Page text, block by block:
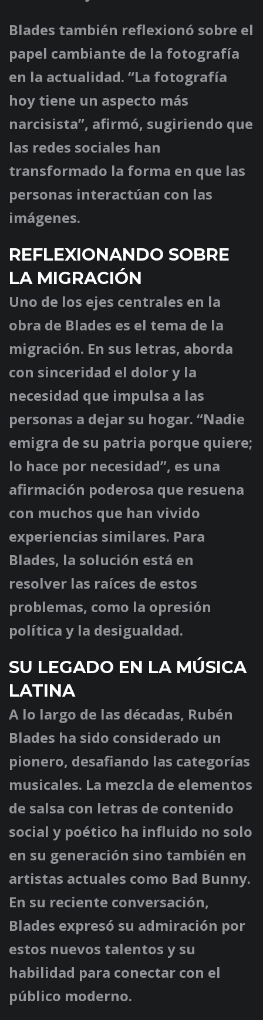
Blades también reflexionó sobre el
papel cambiante de la fotografía
en la actualidad. “La fotografía
hoy tiene un aspecto más
narcisista”, afirmó, sugiriendo que
las redes sociales han
transformado la forma en que las
personas interactúan con las
imágenes.
REFLEXIONANDO SOBRE
LA MIGRACIÓN
Uno de los ejes centrales en la
obra de Blades es el tema de la
migración. En sus letras, aborda
con sinceridad el dolor y la
necesidad que impulsa a las
personas a dejar su hogar. “Nadie
emigra de su patria porque quiere;
lo hace por necesidad”, es una
afirmación poderosa que resuena
con muchos que han vivido
experiencias similares. Para
Blades, la solución está en
resolver las raíces de estos
problemas, como la opresión
política y la desigualdad.
SU LEGADO EN LA MÚSICA
LATINA
A lo largo de las décadas, Rubén
Blades ha sido considerado un
pionero, desafiando las categorías
musicales. La mezcla de elementos
de salsa con letras de contenido
social y poético ha influido no solo
en su generación sino también en
artistas actuales como Bad Bunny.
En su reciente conversación,
Blades expresó su admiración por
estos nuevos talentos y su
habilidad para conectar con el
público moderno.